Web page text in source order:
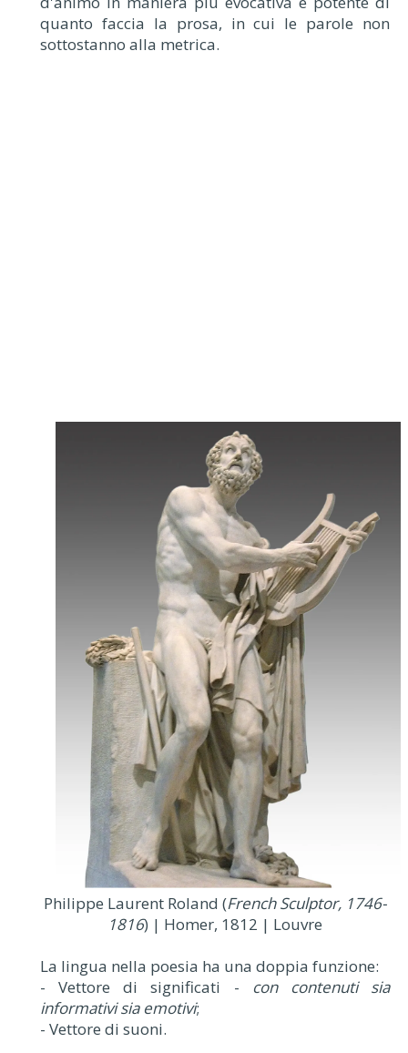
quanto faccia la prosa, in cui le parole non
sottostanno alla metrica.
Philippe Laurent Roland (French Sculptor, 1746-
1816) | Homer, 1812 | Louvre
La lingua nella poesia ha una doppia funzione:
- Vettore di significati - con contenuti sia
informativi sia emotivi;
- Vettore di suoni.